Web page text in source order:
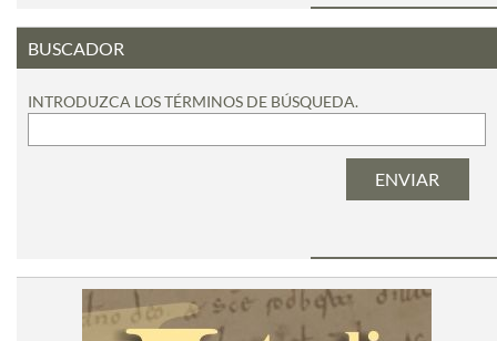
BUSCADOR
INTRODUZCA LOS TÉRMINOS DE BÚSQUEDA.